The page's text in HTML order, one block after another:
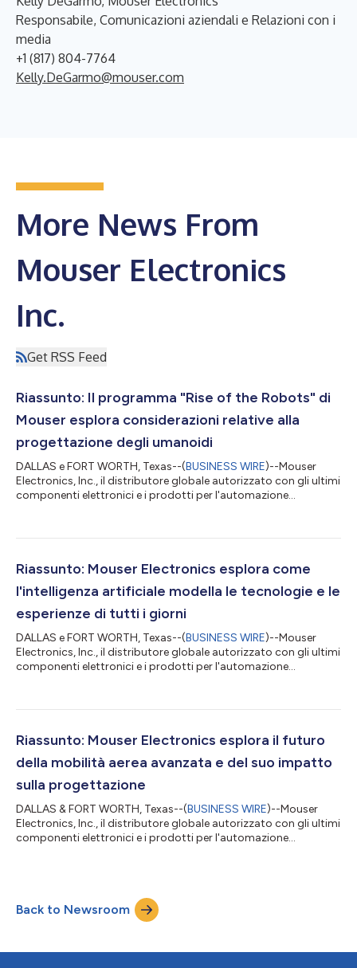
Responsabile, Comunicazioni aziendali e Relazioni con i
media
+1 (817) 804-7764
Kelly.DeGarmo@mouser.com
More News From
Mouser Electronics
Inc.
Get RSS Feed
Riassunto: Il programma "Rise of the Robots" di
Mouser esplora considerazioni relative alla
progettazione degli umanoidi
DALLAS e FORT WORTH, Texas--(BUSINESS WIRE)--Mouser
Electronics, Inc., il distributore globale autorizzato con gli ultimi
componenti elettronici e i prodotti per l'automazione
the Robots, che esplora le tecnologie chiave alla base dei robot
progresso di questi robot da semplici macchine a strumenti
Riassunto: Mouser Electronics esplora come
l'intelligenza artificiale modella le tecnologie e le
esperienze di tutti i giorni
DALLAS e FORT WORTH, Texas--(BUSINESS WIRE)--Mouser
Electronics, Inc., il distributore globale autorizzato con gli ultimi
componenti elettronici e i prodotti per l'automazione
(EIT), Engineering AI for Daily Life. Questo episodio esplora il
integrata nei prodotti e servizi di uso quotidiano, dalla ricerca
Riassunto: Mouser Electronics esplora il futuro
della mobilità aerea avanzata e del suo impatto
sulla progettazione
DALLAS & FORT WORTH, Texas--(BUSINESS WIRE)--Mouser
Electronics, Inc., il distributore globale autorizzato con gli ultimi
componenti elettronici e i prodotti per l'automazione
esamina il settore emergente della Advanced Air Mobility (AAM,
mobilità aerea avanzata). Questa serie spiega la tecnologia alla
Back to Newsroom